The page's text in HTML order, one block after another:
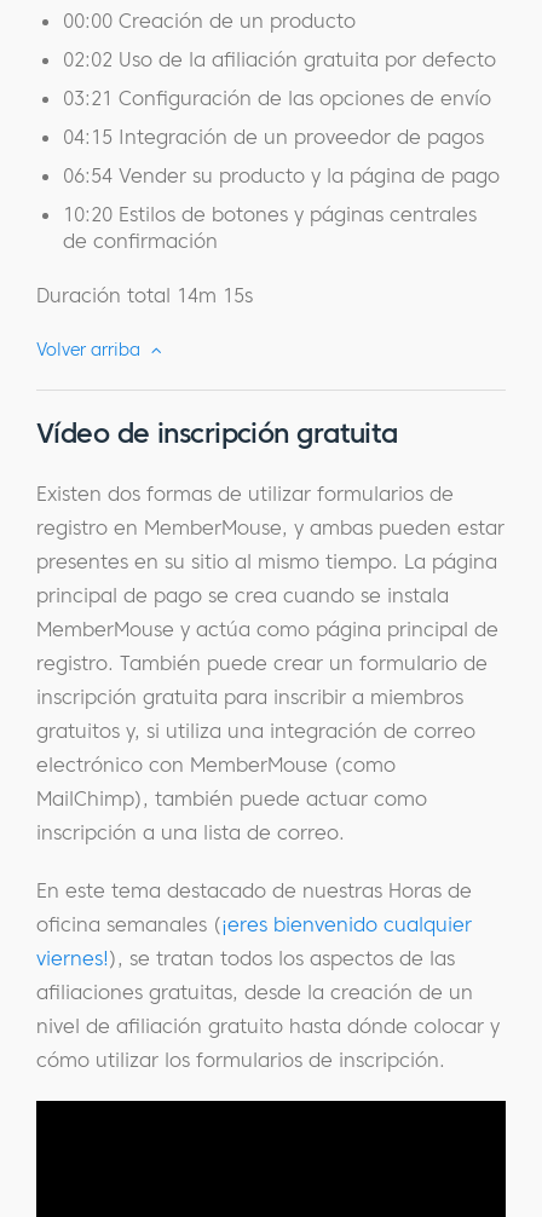
00:00 Creación de un producto
02:02 Uso de la afiliación gratuita por defecto
03:21 Configuración de las opciones de envío
04:15 Integración de un proveedor de pagos
06:54 Vender su producto y la página de pago
10:20 Estilos de botones y páginas centrales
de confirmación
Duración total 14m 15s
Volver arriba
Vídeo de inscripción gratuita
Existen dos formas de utilizar formularios de
registro en MemberMouse, y ambas pueden estar
presentes en su sitio al mismo tiempo. La página
principal de pago se crea cuando se instala
MemberMouse y actúa como página principal de
registro. También puede crear un formulario de
inscripción gratuita para inscribir a miembros
gratuitos y, si utiliza una integración de correo
electrónico con MemberMouse (como
MailChimp), también puede actuar como
inscripción a una lista de correo.
En este tema destacado de nuestras Horas de
oficina semanales (¡eres bienvenido cualquier
viernes!), se tratan todos los aspectos de las
afiliaciones gratuitas, desde la creación de un
nivel de afiliación gratuito hasta dónde colocar y
cómo utilizar los formularios de inscripción.